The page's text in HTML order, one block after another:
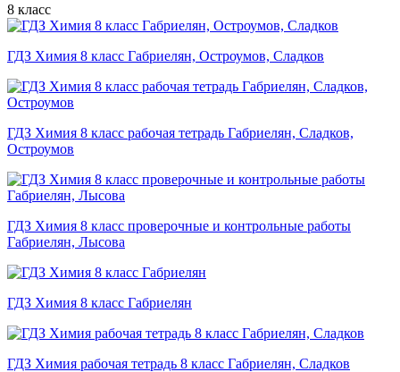
8 класс
ГДЗ Химия 8 класс Габриелян, Остроумов, Сладков
ГДЗ Химия 8 класс рабочая тетрадь Габриелян, Сладков,
Остроумов
ГДЗ Химия 8 класс проверочные и контрольные работы
Габриелян, Лысова
ГДЗ Химия 8 класс Габриелян
ГДЗ Химия рабочая тетрадь 8 класс Габриелян, Сладков